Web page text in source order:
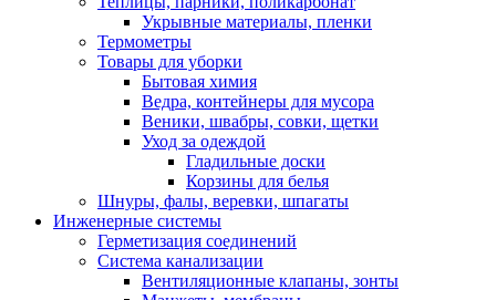
Укрывные материалы, пленки
Термометры
Товары для уборки
Бытовая химия
Ведра, контейнеры для мусора
Веники, швабры, совки, щетки
Уход за одеждой
Гладильные доски
Корзины для белья
Шнуры, фалы, веревки, шпагаты
Инженерные системы
Герметизация соединений
Система канализации
Вентиляционные клапаны, зонты